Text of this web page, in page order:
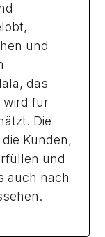
und
das
wird für
Die
Kunden,
und
auch nach